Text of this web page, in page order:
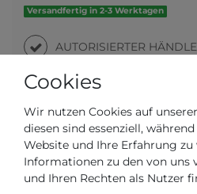
Versandfertig in 2-3 Werktagen
AUTORISIERTER
SCHNELLE LIEFERZEIT
Ihr Preis bei3% Skontobei
480,15 € *
Cookies
Wir nutzen Cookies auf
diesen sind essenziell,
Website und Ihre Erfahrung zu
Informationen zu den von uns
und Ihren Rechten als Nutzer